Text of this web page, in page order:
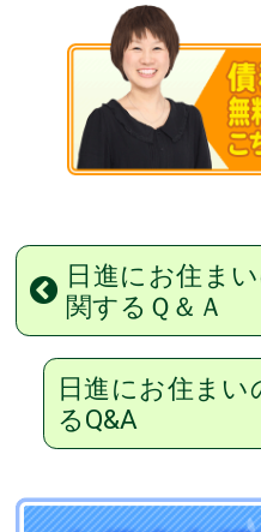
日進にお住ま
関するＱ＆Ａ
日進にお住まい
るQ&A